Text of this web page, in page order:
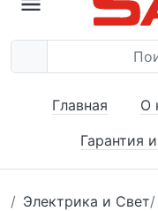
Главная О
Гарантия
Электрика и Свет